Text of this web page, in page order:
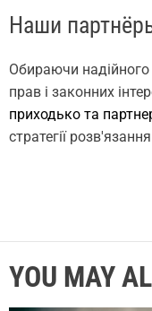
Наши
Обираючи
прав і законних
приходько та
стратегії
YOU MAY